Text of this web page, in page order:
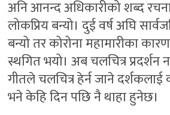
अनि आनन्द अधिकारीको शब्द
लोकप्रिय बन्यो। दुई वर्ष अघि
बन्यो तर कोरोना महामारीका
स्थगित भयो। अब चलचित्र प्रदर्शन
गीतले चलचित्र हेर्न जाने दर्शकलाई
भने केहि दिन पछि नै थाहा हुनेछ।